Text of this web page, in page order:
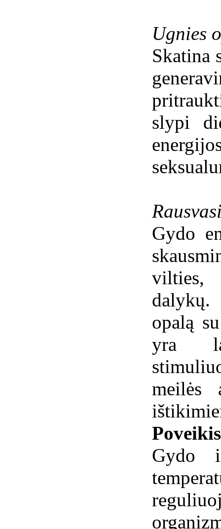
Ugnies
Skatina
slypi
Gydo
vilties,
dalykų.
opalą
yra
meilės
Gydo